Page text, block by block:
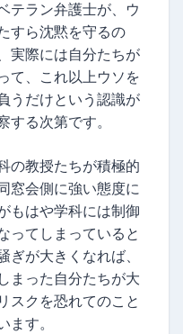
テラン弁護士が、ウ
すら沈黙を守るの
実際には自分たちが
て、これ以上ウソを
うだけという認識が
する次第です。
の教授たちが積極的
窓会側に強い態度に
もはや学科には制御
ってしまっていると
ぎが大きくなれば、
まった自分たちが大
スクを恐れてのこと
す。